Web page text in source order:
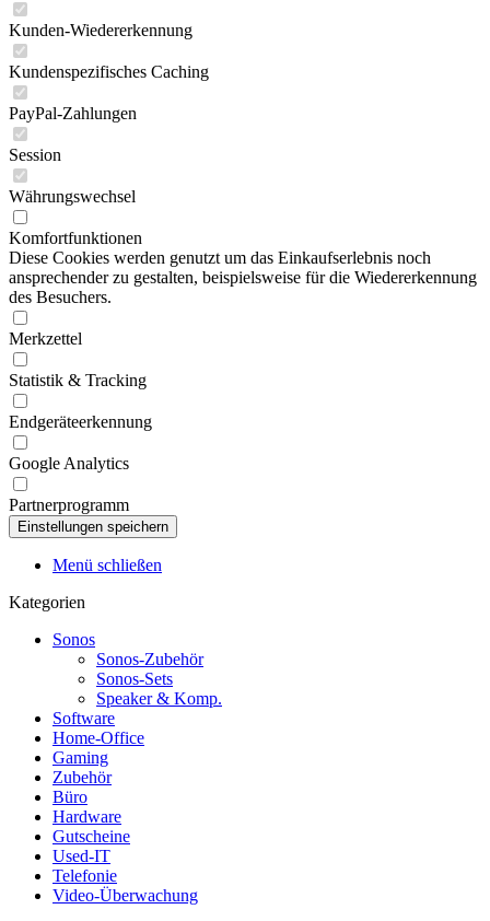
Kunden-Wiedererkennung
Kundenspezifisches Caching
PayPal-Zahlungen
Session
Währungswechsel
Komfortfunktionen
Diese Cookies werden genutzt um das Einkaufserlebnis noch
ansprechender zu gestalten, beispielsweise für die Wiedererkennung
des Besuchers.
Merkzettel
Statistik & Tracking
Endgeräteerkennung
Google Analytics
Partnerprogramm
Menü schließen
Kategorien
Sonos
Sonos-Zubehör
Sonos-Sets
Speaker & Komp.
Software
Home-Office
Gaming
Zubehör
Büro
Hardware
Gutscheine
Used-IT
Telefonie
Video-Überwachung